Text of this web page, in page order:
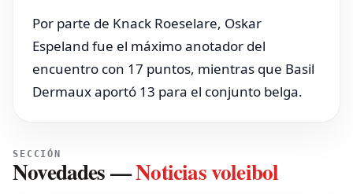
Por parte de Knack Roeselare, Oskar
Espeland fue el máximo anotador del
encuentro con 17 puntos, mientras que Basil
Dermaux aportó 13 para el conjunto belga.
SECCIÓN
Novedades—Noticias voleibol